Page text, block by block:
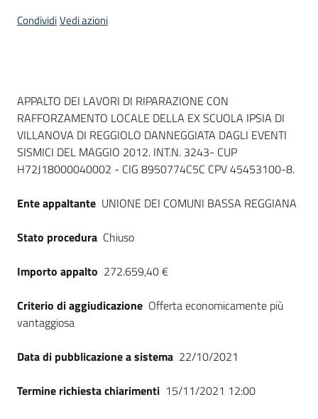
CondividiVedi azioni
Dati del bando
APPALTO DEI LAVORI DI RIPARAZIONE CON
RAFFORZAMENTO LOCALE DELLA EX SCUOLA IPSIA DI
VILLANOVA DI REGGIOLO DANNEGGIATA DAGLI EVENTI
SISMICI DEL MAGGIO 2012. INT.N. 3243- CUP
H72J18000040002 - CIG 8950774C5C CPV 45453100-8.
Ente appaltante UNIONE DEI COMUNI BASSA REGGIANA
Stato procedura Chiuso
Importo appalto 272.659,40 €
Criterio di aggiudicazione Offerta economicamente più
vantaggiosa
Data di pubblicazione a sistema 22/10/2021
Termine richiesta chiarimenti 15/11/2021 12:00